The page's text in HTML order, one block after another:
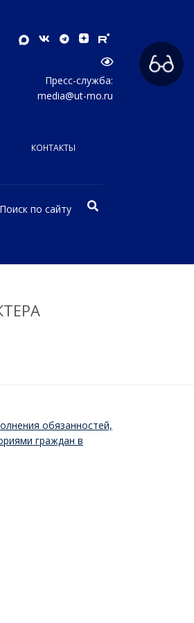
Пресс-служба:
media@ut-mo.ru
КОНТАКТЫ
обязанностей,
граждан в